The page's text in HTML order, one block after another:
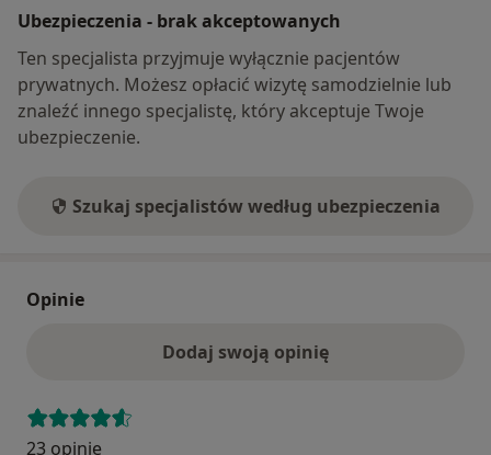
Ubezpieczenia - brak akceptowanych
Ten specjalista przyjmuje wyłącznie pacjentów
prywatnych. Możesz opłacić wizytę samodzielnie lub
znaleźć innego specjalistę, który akceptuje Twoje
ubezpieczenie.
Szukaj specjalistów według ubezpieczenia
Opinie
Dodaj swoją opinię
23 opinie